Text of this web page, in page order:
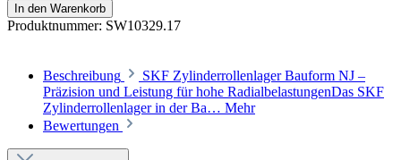
In den Warenkorb
Produktnummer: SW10329.17
Beschreibung
SKF Zylinderrollenlager Bauform NJ –
Präzision und Leistung für hohe RadialbelastungenDas SKF
Zylinderrollenlager in der Ba… Mehr
Bewertungen